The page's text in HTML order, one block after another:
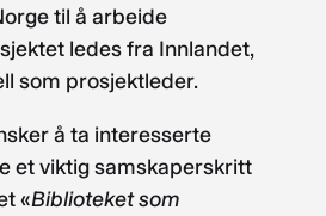
til å arbeide
ledes fra Innlandet,
som prosjektleder.
å ta interesserte
et viktig samskaperskritt
«Biblioteket som